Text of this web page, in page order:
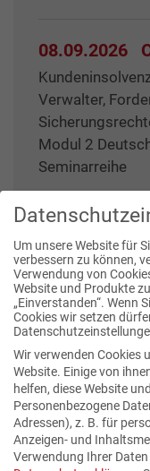
08.09.2026
Verwalter,
Modul 2
Seminarreihe
Um unsere Website für
verbessern zu können,
Verwendung von
Website und Produkte
„Einverstanden“. Wenn
Cookies wir setzen
Wir verwenden Cookies
Website. Einige von
helfen, diese Website
Personenbezogene
Adressen), z. B. für
Anzeigen- und
Verwendung Ihrer